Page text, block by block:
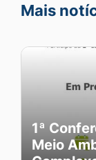
Mais
1ª
Meio